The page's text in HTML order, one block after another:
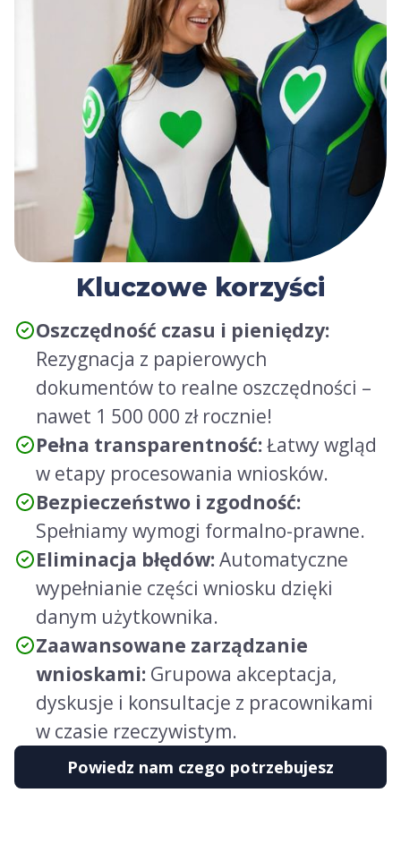
Kluczowe korzyści
Oszczędność czasu i pieniędzy:
Rezygnacja z papierowych
dokumentów to realne oszczędności –
nawet 1 500 000 zł rocznie!
Pełna transparentność:Łatwy wgląd
w etapy procesowania wniosków.
Bezpieczeństwo i zgodność:
Spełniamy wymogi formalno-prawne.
Eliminacja błędów:Automatyczne
wypełnianie części wniosku dzięki
danym użytkownika.
Zaawansowane zarządzanie
wnioskami: Grupowa akceptacja,
dyskusje i konsultacje z pracownikami
w czasie rzeczywistym.
Powiedz nam czego potrzebujesz